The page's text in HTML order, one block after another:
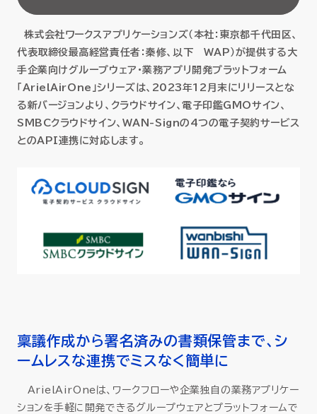
お役立ち情報
採用
会社情報
株式会社ワークスアプリケーションズ（本社：東京都千代田区、
代表取締役最高経営責任者：秦修、以下 WAP）が提供する大
手企業向けグループウェア・業務アプリ開発プラットフォーム
「ArielAirOne」シリーズは、2023年12月末にリリースとな
る新バージョンより、クラウドサイン、電子印鑑GMOサイン、
SMBCクラウドサイン、WAN-Signの4つの電子契約サービス
とのAPI連携に対応します。
稟議作成から署名済みの書類保管まで、シ
ームレスな連携でミスなく簡単に
ArielAirOneは、ワークフローや企業独自の業務アプリケー
ションを手軽に開発できるグループウェアとプラットフォームで